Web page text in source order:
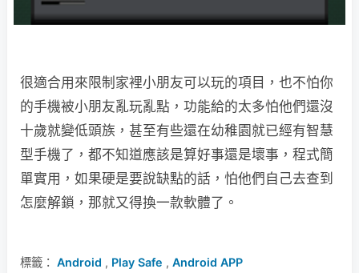
很適合用來限制家裡小朋友可以玩的項目，也不怕你
的手機被小朋友亂玩亂點，功能給的太多怕他們還沒
十歲就變低頭族，甚至有些還在幼稚園就已經有智慧
型手機了，都不知道應該是算好事還是壞事，程式簡
單實用，如果硬是要說缺點的話，怕他們自己去查到
怎麼解鎖，那就又得換一款軟體了。
標籤： Android , Play Safe , Android APP